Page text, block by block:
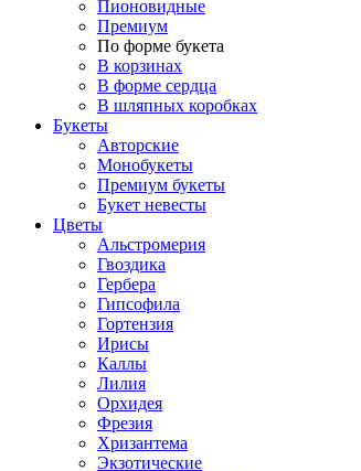
Пионовидные
Премиум
По форме букета
В корзинах
В форме сердца
В шляпных коробках
Букеты
Авторские
Монобукеты
Премиум букеты
Букет невесты
Цветы
Альстромерия
Гвоздика
Гербера
Гипсофила
Гортензия
Ирисы
Каллы
Лилия
Орхидея
Фрезия
Хризантема
Экзотические